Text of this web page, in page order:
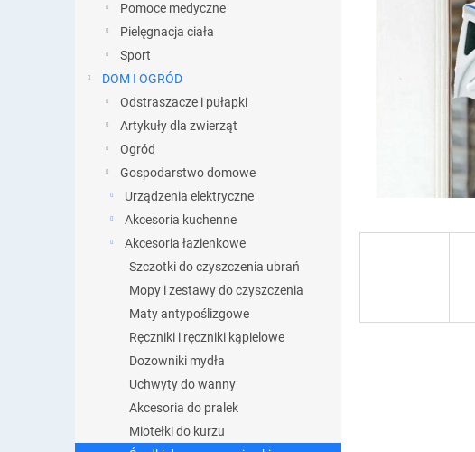
Pomoce medyczne
Pielęgnacja ciała
Sport
DOM I OGRÓD
Odstraszacze i pułapki
Artykuły dla zwierząt
Ogród
Gospodarstwo domowe
Urządzenia elektryczne
Akcesoria kuchenne
Akcesoria łazienkowe
Szczotki do czyszczenia ubrań
Mopy i zestawy do czyszczenia
Maty antypoślizgowe
Ręczniki i ręczniki kąpielowe
Dozowniki mydła
Uchwyty do wanny
Akcesoria do pralek
Miotełki do kurzu